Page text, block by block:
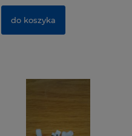
do koszyka